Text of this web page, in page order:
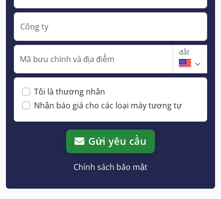
Công ty
Mã bưu chính và địa điểm
đất
Tôi là thương nhân
Nhận báo giá cho các loại máy tương tự
Gửi yêu cầu
Chính sách bảo mật